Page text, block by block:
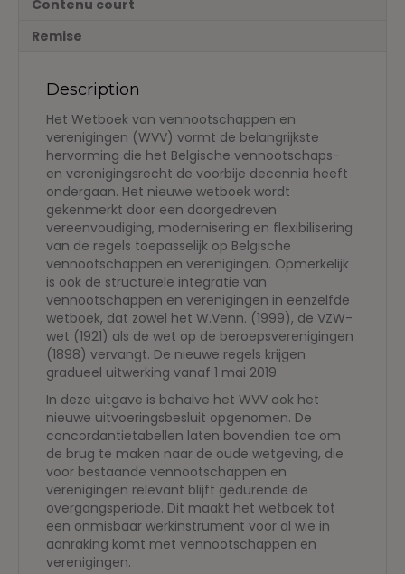
en
Contenu court
Remise
Description
Het Wetboek van vennootschappen en
verenigingen (WVV) vormt de belangrijkste
hervorming die het Belgische vennootschaps-
en verenigingsrecht de voorbije decennia heeft
ondergaan. Het nieuwe wetboek wordt
gekenmerkt door een doorgedreven
vereenvoudiging, modernisering en flexibilisering
van de regels toepasselijk op Belgische
vennootschappen en verenigingen. Opmerkelijk
is ook de structurele integratie van
vennootschappen en verenigingen in eenzelfde
wetboek, dat zowel het W.Venn. (1999), de VZW-
wet (1921) als de wet op de beroepsverenigingen
(1898) vervangt. De nieuwe regels krijgen
gradueel uitwerking vanaf 1 mai 2019.
In deze uitgave is behalve het WVV ook het
nieuwe uitvoeringsbesluit opgenomen. De
concordantietabellen laten bovendien toe om
de brug te maken naar de oude wetgeving, die
voor bestaande vennootschappen en
verenigingen relevant blijft gedurende de
overgangsperiode. Dit maakt het wetboek tot
een onmisbaar werkinstrument voor al wie in
aanraking komt met vennootschappen en
verenigingen.